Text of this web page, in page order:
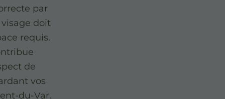
par
doit
requis.
de
vos
du-Var.